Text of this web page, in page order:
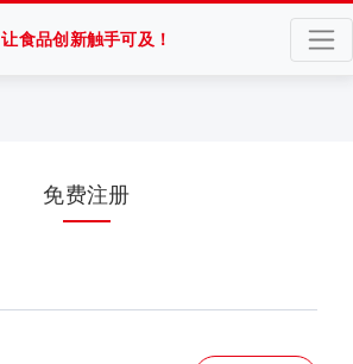
让食品创新触手可及！
免费注册